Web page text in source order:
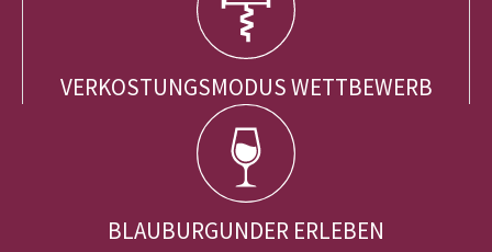
VERKOSTUNGSMODUS WETTBEWERB
BLAUBURGUNDER ERLEBEN